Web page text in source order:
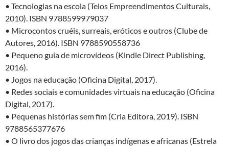
• Tecnologias na escola (Telos Empreendimentos Culturais,
2010). ISBN 9788599979037
• Microcontos cruéis, surreais, eróticos e outros (Clube de
Autores, 2016). ISBN 9788590558736
• Pequeno guia de microvídeos (Kindle Direct Publishing,
2016).
• Jogos na educação (Oficina Digital, 2017).
• Redes sociais e comunidades virtuais na educação (Oficina
Digital, 2017).
• Pequenas histórias sem fim (Cria Editora, 2019). ISBN
9788565377676
• O livro dos jogos das crianças indígenas e africanas (Estrela